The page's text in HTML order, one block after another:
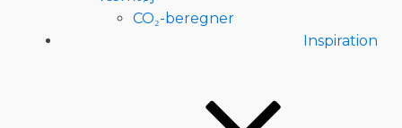
CO₂-beregner
Inspiration